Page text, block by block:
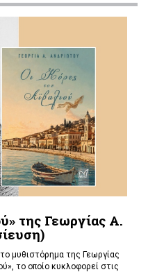
της Γεωργίας Α.
μυθιστόρημα της Γεωργίας
το οποίο κυκλοφορεί στις